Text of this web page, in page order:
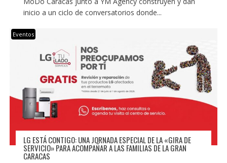
inicio a un ciclo de conversatorios donde...
Eventos
LG ESTÁ CONTIGO: UNA JORNADA ESPECIAL DE LA «GIRA DE
SERVICIO» PARA ACOMPAÑAR A LAS FAMILIAS DE LA GRAN
CARACAS